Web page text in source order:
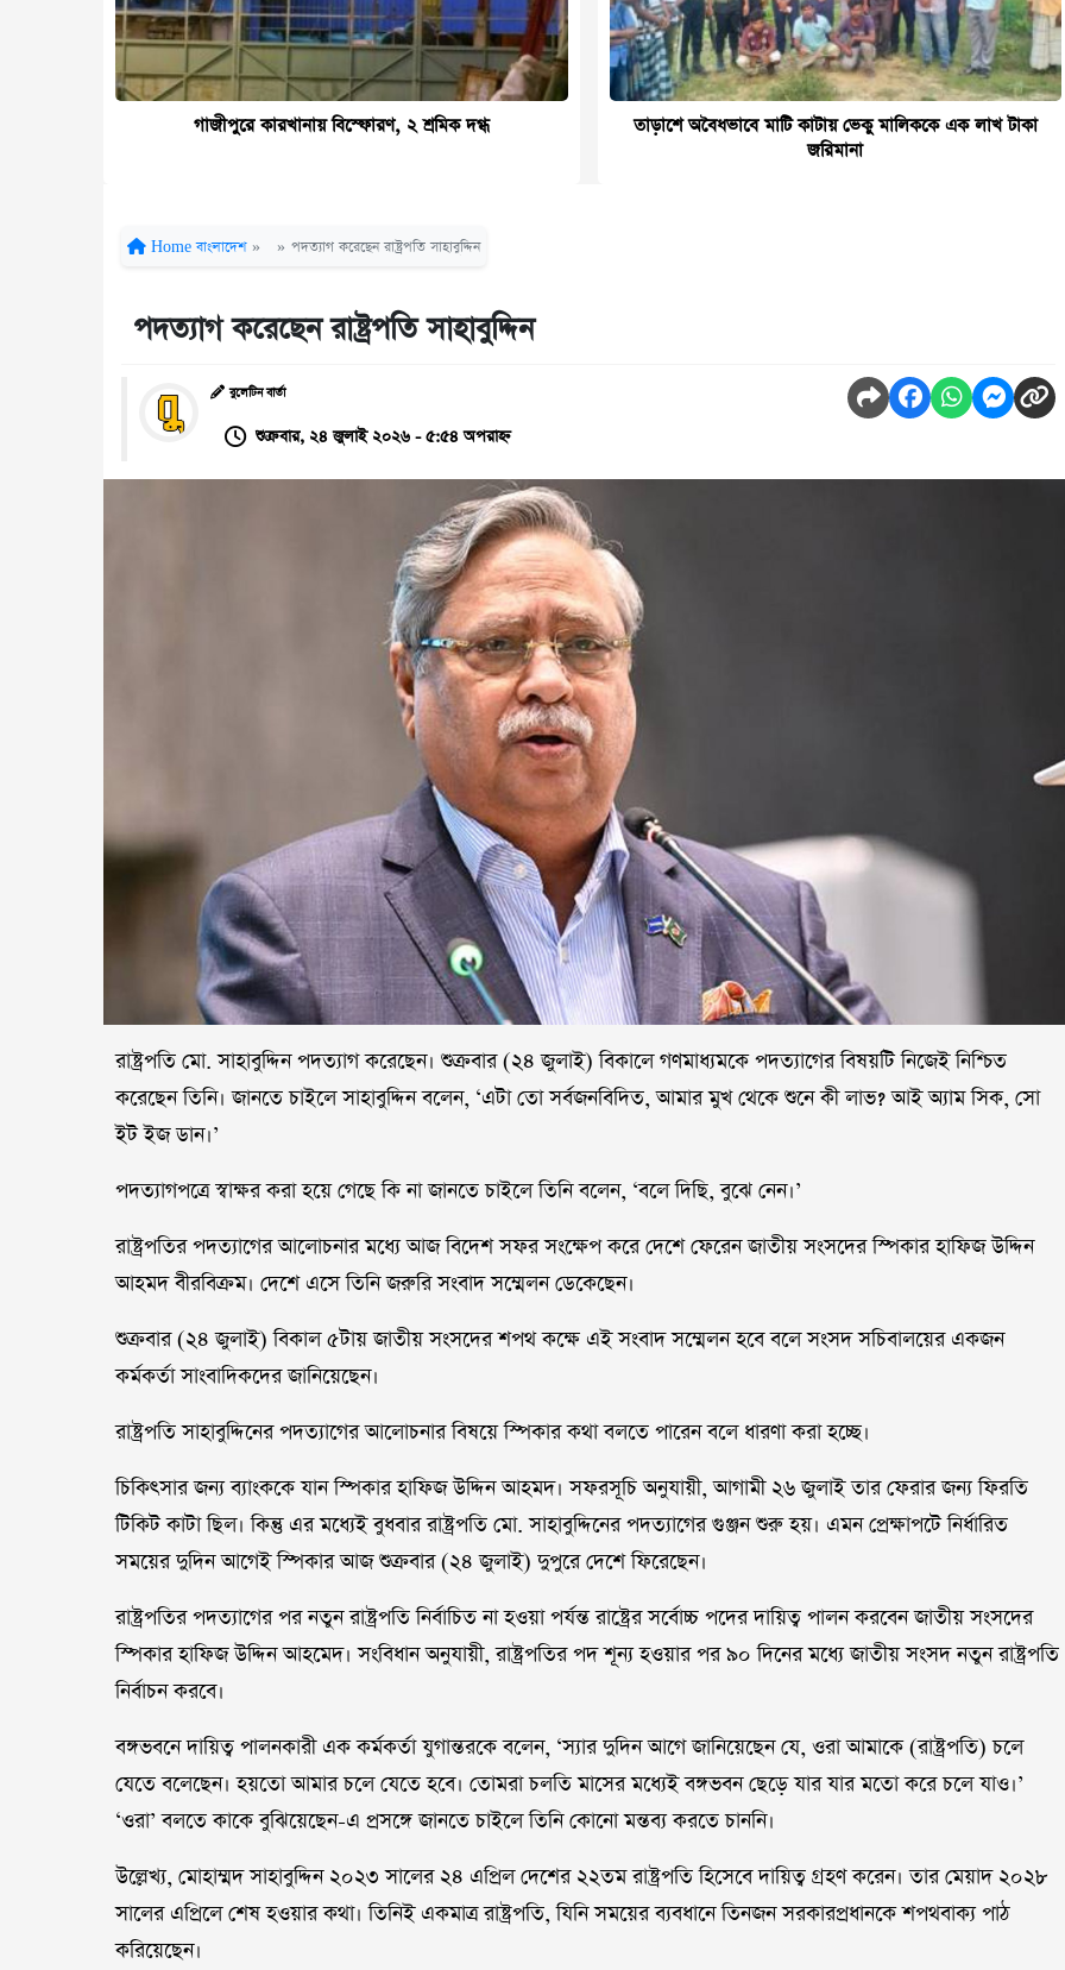
গাজীপুরে কারখানায় বিস্ফোরণ, ২ শ্রমিক দগ্ধ
তাড়াশে অবৈধভাবে মাটি কাটায় ভেকু মালিককে এক লাখ টাকা
জরিমানা
Home বাংলাদেশ » » পদত্যাগ করেছেন রাষ্ট্রপতি সাহাবুদ্দিন
পদত্যাগ করেছেন রাষ্ট্রপতি সাহাবুদ্দিন
বুলেটিন বার্তা
শুক্রবার, ২৪ জুলাই ২০২৬ - ৫:৫৪ অপরাহ্ন
রাষ্ট্রপতি মো. সাহাবুদ্দিন পদত্যাগ করেছেন। শুক্রবার (২৪ জুলাই) বিকালে গণমাধ্যমকে পদত্যাগের বিষয়টি নিজেই নিশ্চিত
করেছেন তিনি। জানতে চাইলে সাহাবুদ্দিন বলেন, ‘এটা তো সর্বজনবিদিত, আমার মুখ থেকে শুনে কী লাভ? আই অ্যাম সিক, সো
ইট ইজ ডান।’
পদত্যাগপত্রে স্বাক্ষর করা হয়ে গেছে কি না জানতে চাইলে তিনি বলেন, ‘বলে দিছি, বুঝে নেন।’
রাষ্ট্রপতির পদত্যাগের আলোচনার মধ্যে আজ বিদেশ সফর সংক্ষেপ করে দেশে ফেরেন জাতীয় সংসদের স্পিকার হাফিজ উদ্দিন
আহমদ বীরবিক্রম। দেশে এসে তিনি জরুরি সংবাদ সম্মেলন ডেকেছেন।
শুক্রবার (২৪ জুলাই) বিকাল ৫টায় জাতীয় সংসদের শপথ কক্ষে এই সংবাদ সম্মেলন হবে বলে সংসদ সচিবালয়ের একজন
কর্মকর্তা সাংবাদিকদের জানিয়েছেন।
রাষ্ট্রপতি সাহাবুদ্দিনের পদত্যাগের আলোচনার বিষয়ে স্পিকার কথা বলতে পারেন বলে ধারণা করা হচ্ছে।
চিকিৎসার জন্য ব্যাংককে যান স্পিকার হাফিজ উদ্দিন আহমদ। সফরসূচি অনুযায়ী, আগামী ২৬ জুলাই তার ফেরার জন্য ফিরতি
টিকিট কাটা ছিল। কিন্তু এর মধ্যেই বুধবার রাষ্ট্রপতি মো. সাহাবুদ্দিনের পদত্যাগের গুঞ্জন শুরু হয়। এমন প্রেক্ষাপটে নির্ধারিত
সময়ের দুদিন আগেই স্পিকার আজ শুক্রবার (২৪ জুলাই) দুপুরে দেশে ফিরেছেন।
রাষ্ট্রপতির পদত্যাগের পর নতুন রাষ্ট্রপতি নির্বাচিত না হওয়া পর্যন্ত রাষ্ট্রের সর্বোচ্চ পদের দায়িত্ব পালন করবেন জাতীয় সংসদের
স্পিকার হাফিজ উদ্দিন আহমেদ। সংবিধান অনুযায়ী, রাষ্ট্রপতির পদ শূন্য হওয়ার পর ৯০ দিনের মধ্যে জাতীয় সংসদ নতুন রাষ্ট্রপতি
নির্বাচন করবে।
বঙ্গভবনে দায়িত্ব পালনকারী এক কর্মকর্তা যুগান্তরকে বলেন, ‘স্যার দুদিন আগে জানিয়েছেন যে, ওরা আমাকে (রাষ্ট্রপতি) চলে
যেতে বলেছেন। হয়তো আমার চলে যেতে হবে। তোমরা চলতি মাসের মধ্যেই বঙ্গভবন ছেড়ে যার যার মতো করে চলে যাও।’
‘ওরা’ বলতে কাকে বুঝিয়েছেন-এ প্রসঙ্গে জানতে চাইলে তিনি কোনো মন্তব্য করতে চাননি।
উল্লেখ্য, মোহাম্মদ সাহাবুদ্দিন ২০২৩ সালের ২৪ এপ্রিল দেশের ২২তম রাষ্ট্রপতি হিসেবে দায়িত্ব গ্রহণ করেন। তার মেয়াদ ২০২৮
সালের এপ্রিলে শেষ হওয়ার কথা। তিনিই একমাত্র রাষ্ট্রপতি, যিনি সময়ের ব্যবধানে তিনজন সরকারপ্রধানকে শপথবাক্য পাঠ
করিয়েছেন।